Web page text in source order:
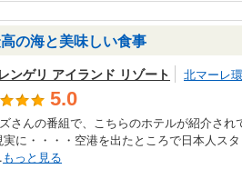
の海と美味しい食事
ンゲリ アイランド リゾート 北マーレ
5.0
さんの番組で、こちらのホテルが紹介され
実に・・・・空港を出たところで日本人ス
もっと見る